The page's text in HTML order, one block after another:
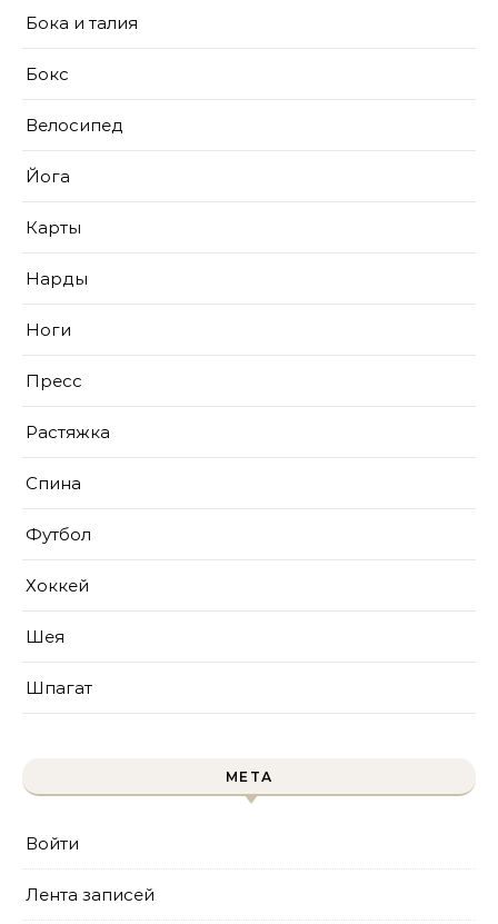
Бока и талия
Бокс
Велосипед
Йога
Карты
Нарды
Ноги
Пресс
Растяжка
Спина
Футбол
Хоккей
Шея
Шпагат
МЕТА
Войти
Лента записей